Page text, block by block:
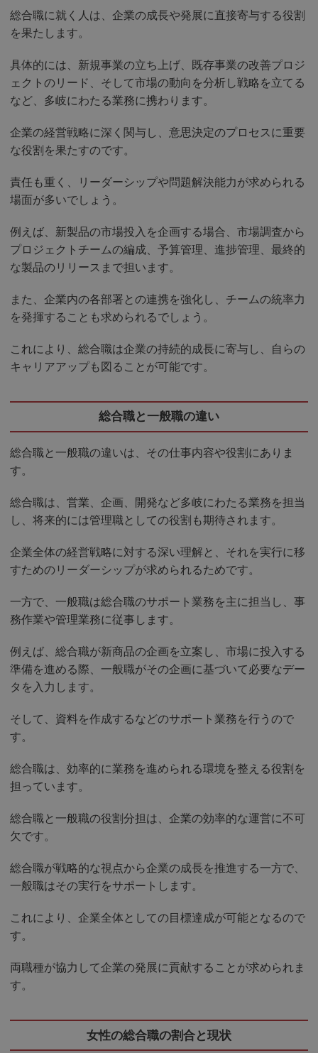
総合職に就く人は、企業の成長や発展に直接寄与する役割
を果たします。
具体的には、新規事業の立ち上げ、既存事業の改善プロジ
ェクトのリード、そして市場の動向を分析し戦略を立てる
など、多岐にわたる業務に携わります。
企業の経営戦略に深く関与し、意思決定のプロセスに重要
な役割を果たすのです。
責任も重く、リーダーシップや問題解決能力が求められる
場面が多いでしょう。
例えば、新製品の市場投入を企画する場合、市場調査から
プロジェクトチームの編成、予算管理、進捗管理、最終的
な製品のリリースまで担います。
また、企業内の各部署との連携を強化し、チームの統率力
を発揮することも求められるでしょう。
これにより、総合職は企業の持続的成長に寄与し、自らの
キャリアアップも図ることが可能です。
総合職と一般職の違い
総合職と一般職の違いは、その仕事内容や役割にありま
す。
総合職は、営業、企画、開発など多岐にわたる業務を担当
し、将来的には管理職としての役割も期待されます。
企業全体の経営戦略に対する深い理解と、それを実行に移
すためのリーダーシップが求められるためです。
一方で、一般職は総合職のサポート業務を主に担当し、事
務作業や管理業務に従事します。
例えば、総合職が新商品の企画を立案し、市場に投入する
準備を進める際、一般職がその企画に基づいて必要なデー
タを入力します。
そして、資料を作成するなどのサポート業務を行うので
す。
総合職は、効率的に業務を進められる環境を整える役割を
担っています。
総合職と一般職の役割分担は、企業の効率的な運営に不可
欠です。
総合職が戦略的な視点から企業の成長を推進する一方で、
一般職はその実行をサポートします。
これにより、企業全体としての目標達成が可能となるので
す。
両職種が協力して企業の発展に貢献することが求められま
す。
女性の総合職の割合と現状